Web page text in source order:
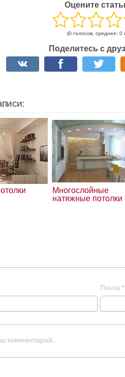
Оцените
(0 голосов, среднее: 0
Поделитесь с
Многослойные
натяжные потолки
Почта *